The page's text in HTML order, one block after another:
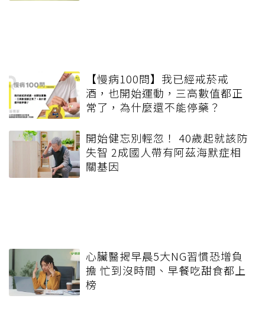
【慢病100問】我已經戒菸戒
酒，也開始運動，三高數值都正
常了，為什麼還不能停藥？
開始健忘別輕忽！ 40歲起就該防
失智 2成國人帶有阿茲海默症相
關基因
心臟醫揭早晨5大NG習慣恐增負
擔 忙到沒時間、早餐吃甜食都上
榜